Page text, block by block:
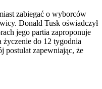
zabiegać o wyborców
Donald Tusk oświadczył
jego partia zaproponuje
życzenie do 12 tygodnia
postulat zapewniając, że